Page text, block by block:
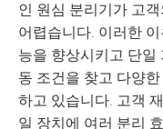
인 원심 분리기가 고
어렵습니다. 이러한
능을 향상시키고 단일
동 조건을 찾고 다양
하고 있습니다. 고객
일 장치에 여러 분리